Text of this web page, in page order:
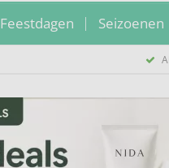
Feestdagen Seizoenen